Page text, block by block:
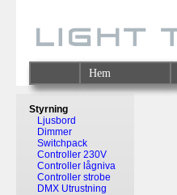
Hem
Styrning
Ljusbord
Dimmer
Switchpack
Controller 230V
Controller lågniva
Controller strobe
DMX Utrustning